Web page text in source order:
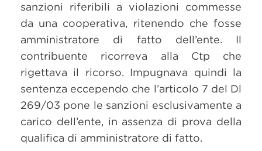
sanzioni riferibili a violazioni commesse
da una cooperativa, ritenendo che fosse
amministratore di fatto dell’ente. Il
contribuente ricorreva alla Ctp che
rigettava il ricorso. Impugnava quindi la
sentenza eccependo che l’articolo 7 del Dl
269/03 pone le sanzioni esclusivamente a
carico dell’ente, in assenza di prova della
qualifica di amministratore di fatto.